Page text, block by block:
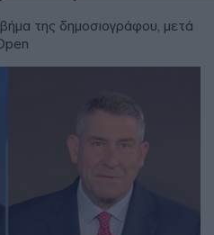
της δημοσιογράφου, μετά